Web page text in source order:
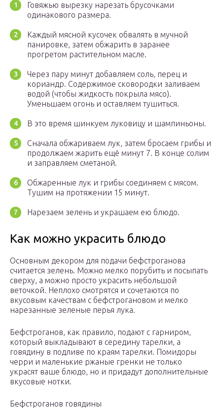
Говяжью вырезку нарезать брусочками
одинакового размера.
Каждый мясной кусочек обвалять в мучной
панировке, затем обжарить в заранее
прогретом растительном масле.
Через пару минут добавляем соль, перец и
кориандр. Содержимое сковородки заливаем
водой (чтобы жидкость покрыла мясо).
Уменьшаем огонь и оставляем тушиться.
В это время шинкуем луковицу и шампиньоны.
Сначала обжариваем лук, затем бросаем грибы и
продолжаем жарить ещё минут 7. В конце солим
и заправляем сметаной.
Обжаренные лук и грибы соединяем с мясом.
Тушим на протяжении 15 минут.
Нарезаем зелень и украшаем ею блюдо.
Как можно украсить блюдо
Основным декором для подачи бефстроганова
считается зелень. Можно мелко порубить и посыпать
сверху, а можно просто украсить небольшой
веточкой. Неплохо смотрятся и сочетаются по
вкусовым качествам с бефстрогановом и мелко
нарезанные зеленые перья лука.
Бефстроганов, как правило, подают с гарниром,
который выкладывают в середину тарелки, а
говядину в подливе по краям тарелки. Помидоры
черри и маленькие ржаные гренки не только
украсят ваше блюдо, но и придадут дополнительные
вкусовые нотки.
Бефстроганов говядины